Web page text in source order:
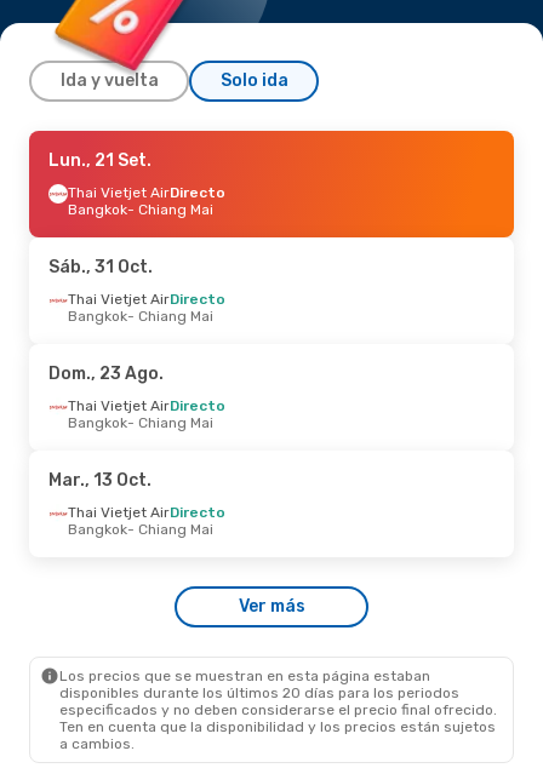
Ida y vuelta Solo ida
Lun., 24 Ago.
Thai Vietjet AirDirecto
Bangkok- Chiang Mai
Chiang Mai- Bangkok
Vie., 16 Oct.- Mar., 20 Oct.
Thai Vietjet Air
Chiang Mai- Bangkok
Air China2 Escalas
Madrid - Chiang Mai
Thai Vietjet Air2 Escalas
Chiang Mai- Madrid
Lun., 21 Set.
Thai Vietjet AirDirecto
Bangkok- Chiang Mai
Sáb., 31 Oct.
Thai Vietjet AirDirecto
Bangkok- Chiang Mai
Dom., 23 Ago.
Thai Vietjet AirDirecto
Bangkok- Chiang Mai
Mar., 13 Oct.
Thai Vietjet AirDirecto
Bangkok- Chiang Mai
Ver más
Los precios que se muestran en esta página estaban
disponibles durante los últimos 20 días para los periodos
especificados y no deben considerarse el precio final ofrecido.
Ten en cuenta que la disponibilidad y los precios están sujetos
a cambios.